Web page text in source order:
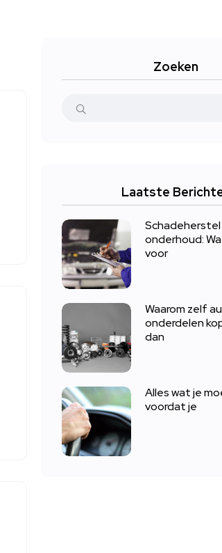
Zoeken
Laatste
Schadeherstel
onderhoud:
voor
Waarom zelf
onderdelen
dan
Alles wat je
voordat je